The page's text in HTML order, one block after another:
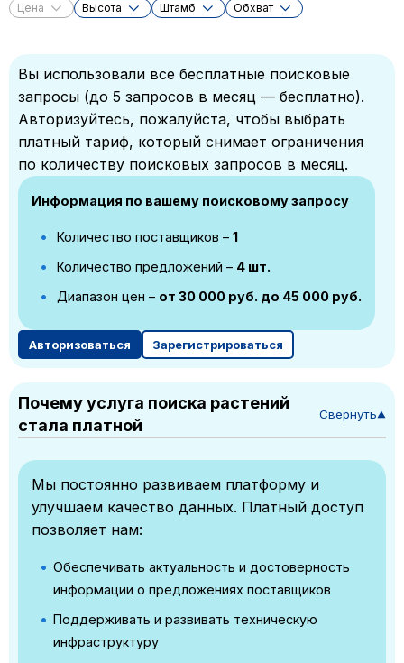
Цена Высота Штамб Обхват
Вы использовали все бесплатные поисковые
запросы (до 5 запросов в месяц — бесплатно).
Авторизуйтесь, пожалуйста, чтобы выбрать
платный тариф, который снимает ограничения
по количеству поисковых запросов в месяц.
Информация по вашему поисковому запросу
Количество поставщиков – 1
Количество предложений – 4 шт.
Диапазон цен – от 30 000 руб. до 45 000 руб.
Авторизоваться Зарегистрироваться
Почему услуга поиска растений
стала платной
Свернуть▼
Мы постоянно развиваем платформу и
улучшаем качество данных. Платный доступ
позволяет нам:
Обеспечивать актуальность и достоверность
информации о предложениях поставщиков
Поддерживать и развивать техническую
инфраструктуру